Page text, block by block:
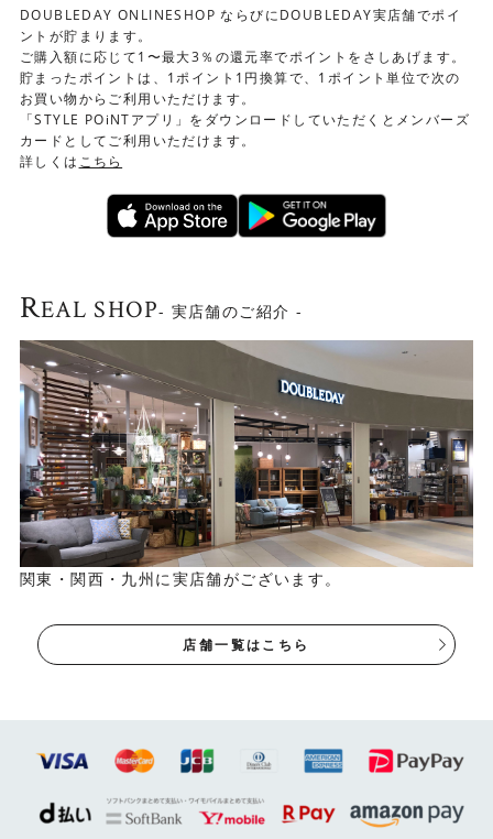
「LIEMA アームチェ
ア」はこちら▶
DOUBLEDAY ONLINESHOP ならびにDOUBLEDAY実店舗でポイ
ントが貯まります。
ご購入額に応じて1〜最大3％の還元率でポイントをさしあげます。
貯まったポイントは、1ポイント1円換算で、1ポイント単位で次の
お買い物からご利用いただけます。
「STYLE POiNTアプリ」をダウンロードしていただくとメンバーズ
カードとしてご利用いただけます。
詳しくは こちら
REAL SHOP- 実店舗のご紹介 -
関東・関西・九州に実店舗がございます。
店舗一覧はこちら